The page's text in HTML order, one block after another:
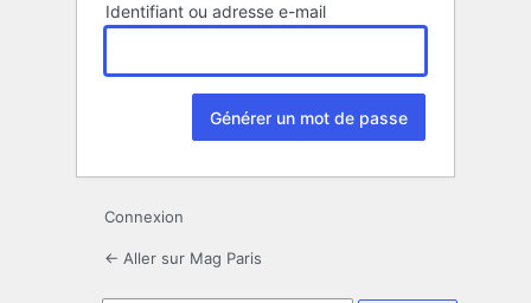
Identifiant ou adresse e-mail
Connexion
← Aller sur Mag Paris